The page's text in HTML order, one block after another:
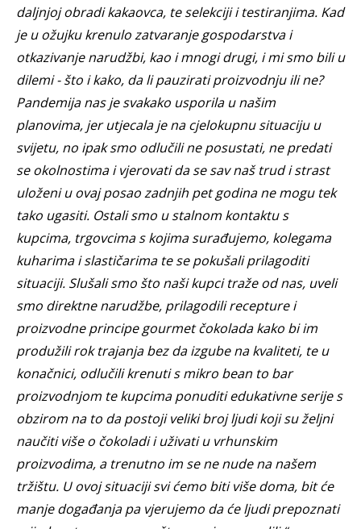
daljnjoj obradi kakaovca, te selekciji i testiranjima. Kad
je u ožujku krenulo zatvaranje gospodarstva i
otkazivanje narudžbi, kao i mnogi drugi, i mi smo bili u
dilemi - što i kako, da li pauzirati proizvodnju ili ne?
Pandemija nas je svakako usporila u našim
planovima, jer utjecala je na cjelokupnu situaciju u
svijetu, no ipak smo odlučili ne posustati, ne predati
se okolnostima i vjerovati da se sav naš trud i strast
uloženi u ovaj posao zadnjih pet godina ne mogu tek
tako ugasiti. Ostali smo u stalnom kontaktu s
kupcima, trgovcima s kojima surađujemo, kolegama
kuharima i slastičarima te se pokušali prilagoditi
situaciji. Slušali smo što naši kupci traže od nas, uveli
smo direktne narudžbe, prilagodili recepture i
proizvodne principe gourmet čokolada kako bi im
produžili rok trajanja bez da izgube na kvaliteti, te u
konačnici, odlučili krenuti s mikro bean to bar
proizvodnjom te kupcima ponuditi edukativne serije s
obzirom na to da postoji veliki broj ljudi koji su željni
naučiti više o čokoladi i uživati u vrhunskim
proizvodima, a trenutno im se ne nude na našem
tržištu. U ovoj situaciji svi ćemo biti više doma, bit će
manje događanja pa vjerujemo da će ljudi prepoznati